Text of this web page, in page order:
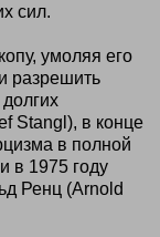
сил.
умоляя его
разрешить
Stangl), в конце
в полной
в 1975 году
Ренц (Arnold